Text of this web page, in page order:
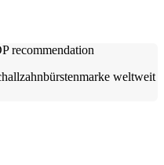
weltweit